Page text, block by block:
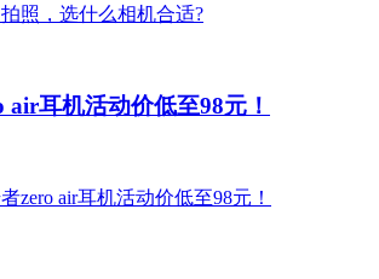
air耳机活动价低至98元！